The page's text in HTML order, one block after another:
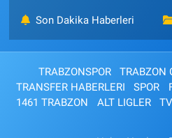
Son Dakika Haberleri
TRABZONSPOR TRABZON
TRANSFER HABERLERI
SPOR
1461 TRABZON
ALT LIGLER